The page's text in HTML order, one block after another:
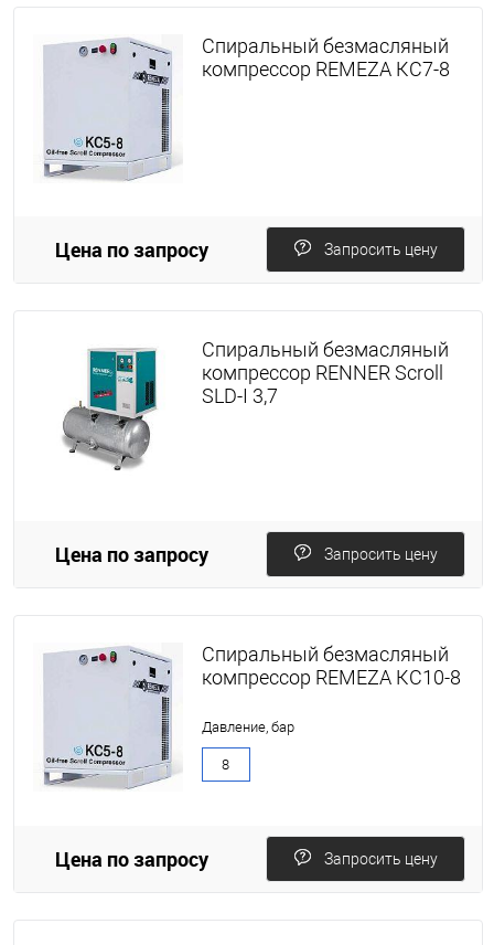
Спиральный безмасляный
компрессор REMEZA КС7-8
Цена по запросу Запросить цену
Спиральный безмасляный
компрессор RENNER Scroll
SLD-I 3,7
Цена по запросу Запросить цену
Спиральный безмасляный
компрессор REMEZA КС10-8
Давление, бар
8
Цена по запросу Запросить цену